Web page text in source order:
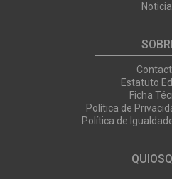
Estatuto
Ficha
Política de
Política de